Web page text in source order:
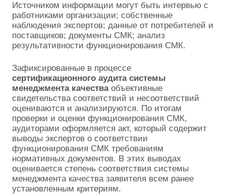
Источником информации могут быть интервью с
работниками организации; собственные
наблюдения экспертов; данные от потребителей и
поставщиков; документы СМК; анализ
результативности функционирования СМК.
Зафиксированные в процессе
сертификационного аудита системы
менеджмента качестваобъективные
свидетельства соответствий и несоответствий
оцениваются и анализируются. По итогам
проверки и оценки функционирования СМК,
аудиторами оформляется акт, который содержит
выводы экспертов о соответствии
функционирования СМК требованиям
нормативных документов. В этих выводах
оценивается степень соответствия системы
менеджмента качества заявителя всем ранее
установленным критериям.